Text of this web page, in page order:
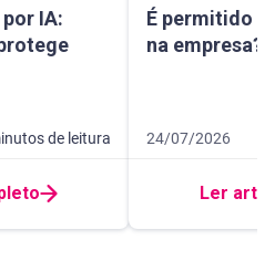
IA:
como a tecnologia protege
de 2026
de leitura
É permitido
na empresa?
É permitido
Data de
24/07/2026
9 minutos de
Ler